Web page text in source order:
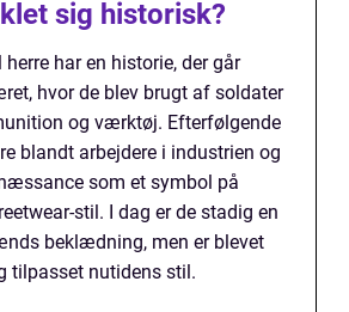
sig historisk?
har en historie, der går
hvor de blev brugt af soldater
og værktøj. Efterfølgende
blandt arbejdere i industrien og
som et symbol på
stil. I dag er de stadig en
beklædning, men er blevet
tilpasset nutidens stil.